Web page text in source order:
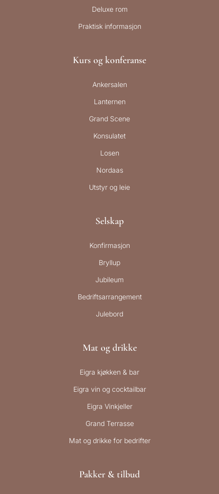
Deluxe rom
Praktisk informasjon
Kurs og konferanse
Ankersalen
Lanternen
Grand Scene
Konsulatet
Losen
Nordaas
Utstyr og leie
Selskap
Konfirmasjon
Bryllup
Jubileum
Bedriftsarrangement
Julebord
Mat og drikke
Eigra kjøkken & bar
Eigra vin og cocktailbar
Eigra Vinkjeller
Grand Terrasse
Mat og drikke for bedrifter
Pakker & tilbud